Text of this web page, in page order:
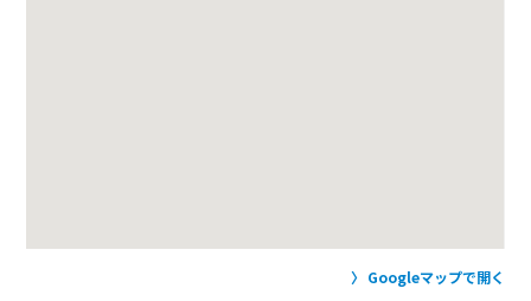
Googleマップで開く